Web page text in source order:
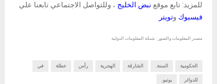
للمزيد: تابع موقع نبض الخليج ، وللتواصل الاجتماعي تابعنا علي
فيسبوك وتويتر
مصدر المعلومات والصور : شبكة المعلومات الدولية
الحكومية السنة. الشارقة الهجرية رأس عطلة في
للدوائر يونيو.